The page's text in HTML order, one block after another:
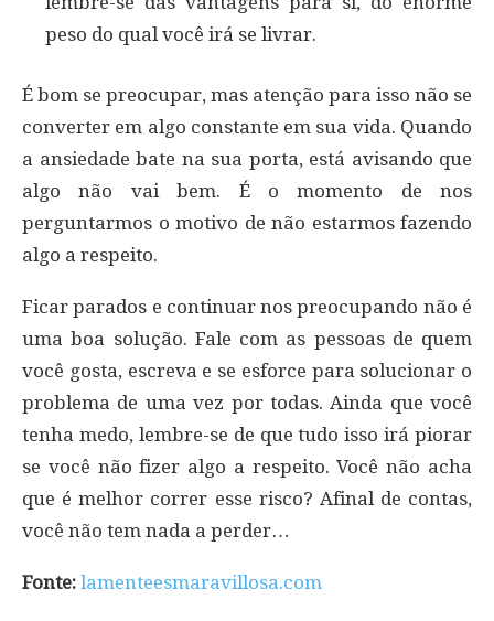
peso do qual você irá se livrar.
É bom se preocupar, mas atenção para isso não se
converter em algo constante em sua vida. Quando
a ansiedade bate na sua porta, está avisando que
algo não vai bem. É o momento de nos
perguntarmos o motivo de não estarmos fazendo
algo a respeito.
Ficar parados e continuar nos preocupando não é
uma boa solução. Fale com as pessoas de quem
você gosta, escreva e se esforce para solucionar o
problema de uma vez por todas. Ainda que você
tenha medo, lembre-se de que tudo isso irá piorar
se você não fizer algo a respeito. Você não acha
que é melhor correr esse risco? Afinal de contas,
você não tem nada a perder…
Fonte: lamenteesmaravillosa.com